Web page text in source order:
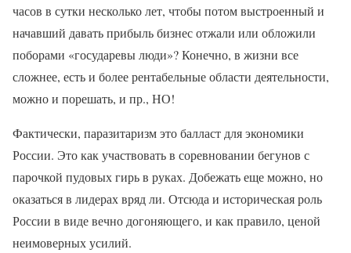
часов в сутки несколько лет, чтобы потом выстроенный и
начавший давать прибыль бизнес отжали или обложили
поборами «государевы люди»? Конечно, в жизни все
сложнее, есть и более рентабельные области деятельности,
можно и порешать, и пр., НО!
Фактически, паразитаризм это балласт для экономики
России. Это как участвовать в соревновании бегунов с
парочкой пудовых гирь в руках. Добежать еще можно, но
оказаться в лидерах вряд ли. Отсюда и историческая роль
России в виде вечно догоняющего, и как правило, ценой
неимоверных усилий.